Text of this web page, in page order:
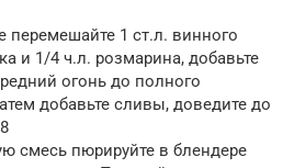
перемешайте 1 ст.л. винного
и 1/4 ч.л. розмарина, добавьте
огонь до полного
добавьте сливы, доведите до
смесь пюрируйте в блендере